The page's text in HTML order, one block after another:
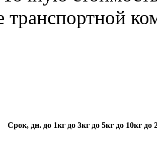
транспортной
Срок, дн. до 1кг до 3кг до 5кг до 10кг до